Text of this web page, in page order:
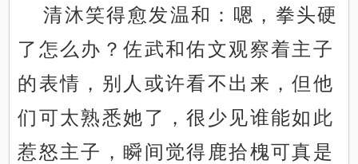
清沐笑得愈发温和：嗯，拳头硬
了怎么办？佐武和佑文观察着主子
的表情，别人或许看不出来，但他
们可太熟悉她了，很少见谁能如此
惹怒主子，瞬间觉得鹿拾槐可真是